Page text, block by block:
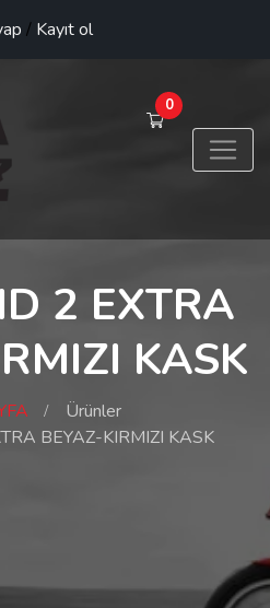
/ Kayıt ol
0
2 EXTRA
KASK
Ürünler
BEYAZ-KIRMIZI KASK